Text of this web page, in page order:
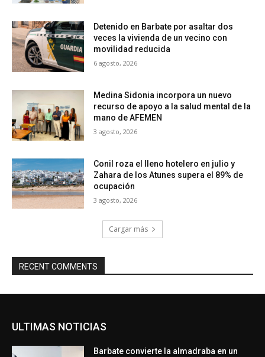
Detenido en Barbate por asaltar dos
veces la vivienda de un vecino con
movilidad reducida
6 agosto, 2026
Medina Sidonia incorpora un nuevo
recurso de apoyo a la salud mental de la
mano de AFEMEN
3 agosto, 2026
Conil roza el lleno hotelero en julio y
Zahara de los Atunes supera el 89% de
ocupación
3 agosto, 2026
Cargar más
RECENT COMMENTS
ULTIMAS NOTICIAS
Barbate convierte la almadraba en un